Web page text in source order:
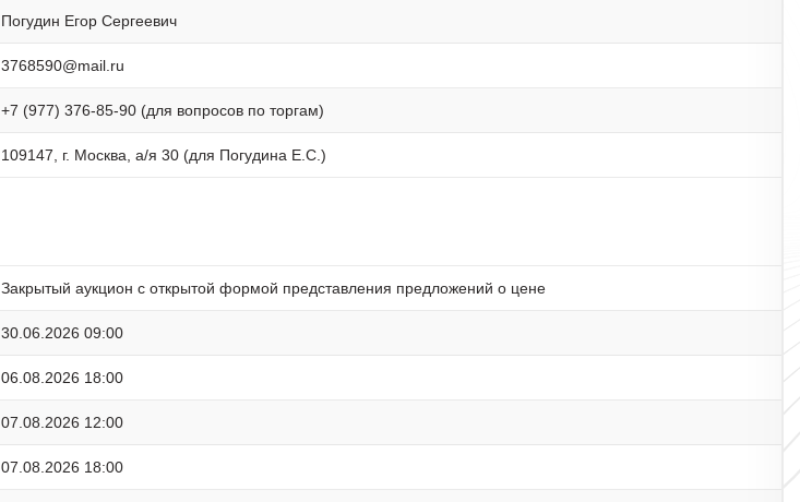
Погудин Егор Сергеевич
3768590@mail.ru
+7 (977) 376-85-90 (для вопросов по торгам)
109147, г. Москва, а/я 30 (для Погудина Е.С.)
Закрытый аукцион с открытой формой представления предложений о цене
30.06.2026 09:00
06.08.2026 18:00
07.08.2026 12:00
07.08.2026 18:00